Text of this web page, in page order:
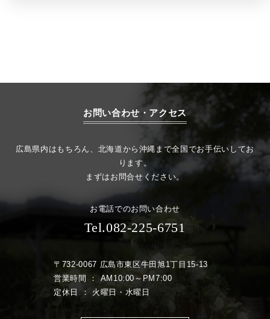
お問い合わせ・アクセス
広島県内はもちろん、北海道から沖縄まで全国でお手伝いしてお
ります。
まずはお問合せください。
お電話でのお問い合わせ
Tel.082-225-6751
〒732-0067 広島市東区牛田旭1丁目15-13
営業時間 ： AM10:00～PM7:00
定休日 ： 火曜日・水曜日